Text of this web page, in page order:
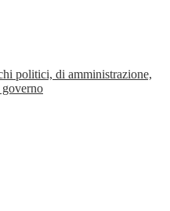
politici, di amministrazione,